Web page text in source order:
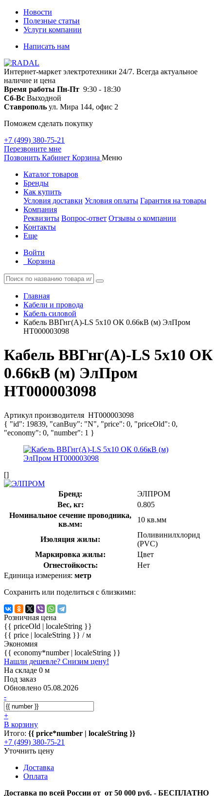
Новости
Полезные статьи
Услуги компании
Написать нам
Интернет-маркет электротехники 24/7. Всегда актуальное
наличие и цена
Время работы Пн-Пт 9:30 - 18:30
Сб-Вс Выходной
Ставрополь ул. Мира 144, офис 2
Поможем сделать покупку
+7 (499) 380-75-21
Перезвоните мне
Позвонить Кабинет Корзина Меню
Каталог товаров
Бренды
Как купить
Условия доставки Условия оплаты Гарантия на товары
Компания
Реквизиты Вопрос-ответ Отзывы о компании
Контакты
Еще
Войти
Корзина
Главная
Кабели и провода
Кабель силовой
Кабель ВВГнг(А)-LS 5х10 ОК 0.66кВ (м) ЭлПром
НТ000003098
Кабель ВВГнг(А)-LS 5х10 ОК
0.66кВ (м) ЭлПром
НТ000003098
Артикул производителя НТ000003098
{ "id": 19839, "canBuy": "N", "price": 0, "priceOld": 0,
"economy": 0, "number": 1 }
[]
Бренд:
ЭЛПРОМ
Вес, кг:
0.805
Номинальное сечение проводника,
кв.мм:
10 кв.мм
Изоляция жилы:
Поливинилхлорид
(PVC)
Маркировка жилы:
Цвет
Огнестойкость:
Нет
Единица измерения: метр
Сохранить или поделиться с близкими:
Розничная цена
{{ priceOld | localeString }}
{{ price | localeString }} / м
Экономия
{{ economy*number | localeString }}
Нашли дешевле? Снизим цену!
На складе 0 м
Под заказ
Обновлено 05.08.2026
-
+
В корзину
Итого: {{ price*number | localeString }}
+7 (499) 380-75-21
Уточнить цену
Доставка
Оплата
Доставка по всей России от от 50 000 руб. - БЕСПЛАТНО